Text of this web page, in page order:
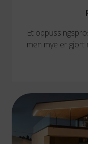
Et
men mye er gjort